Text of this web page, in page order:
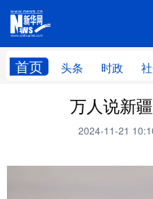
首页 头条 时政 网
时政
民生
访惠聚 专题
万人说新
2024-11-21